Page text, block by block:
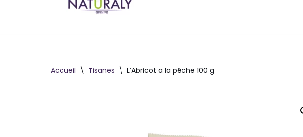
Accueil \ Tisanes \ L’Abricot a la pêche 100 g